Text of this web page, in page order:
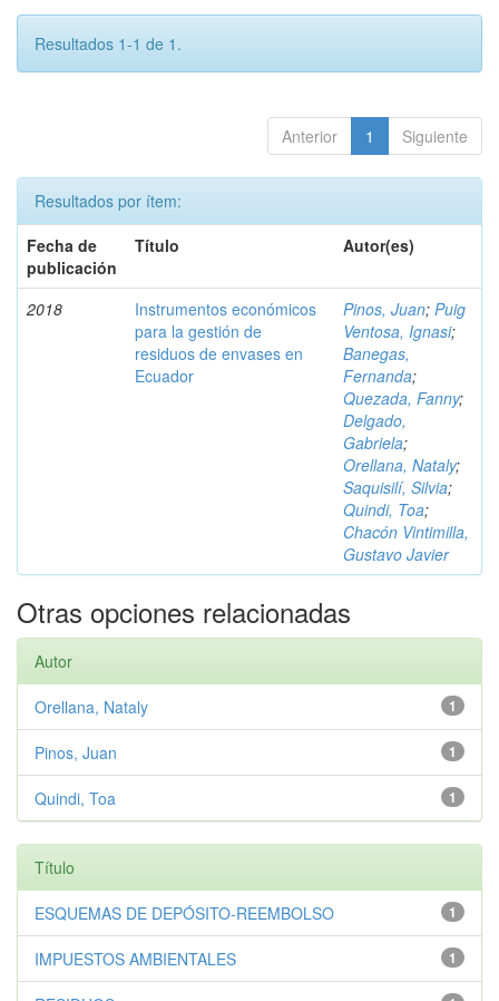
Resultados 1-1 de 1.
Anterior 1 Siguiente
Resultados por ítem:
Fecha de
publicación
Título Autor(es)
2018
Instrumentos económicos
para la gestión de
residuos de envases en
Ecuador
Pinos, Juan; Puig
Ventosa, Ignasi;
Banegas,
Fernanda;
Quezada, Fanny;
Delgado,
Gabriela;
Orellana, Nataly;
Saquisilí, Silvia;
Quindi, Toa;
Chacón Vintimilla,
Gustavo Javier
Otras opciones relacionadas
Autor
1
Orellana, Nataly
1
Pinos, Juan
1
Quindi, Toa
Título
1
ESQUEMAS DE DEPÓSITO-REEMBOLSO
1
IMPUESTOS AMBIENTALES